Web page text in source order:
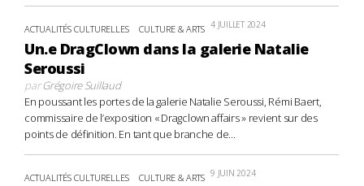
ACTUALITÉS CULTURELLES CULTURE & ARTS 4 JUILLET 2024
Un.e DragClown dans la galerie Natalie
Seroussi
parGrégoire Suillaud
En poussant les portes de la galerie Natalie Seroussi, Rémi Baert,
commissaire de l’exposition « Dragclown affairs » revient sur des
points de définition. En tant que branche de...
ACTUALITÉS CULTURELLES CULTURE & ARTS 9 JUIN 2024